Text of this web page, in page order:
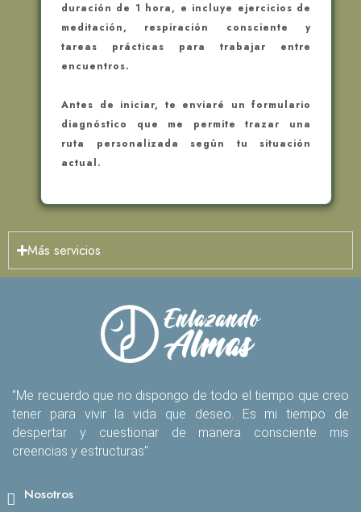
duración de 1 hora, e incluye ejercicios de
meditación, respiración consciente y
tareas prácticas para trabajar entre
encuentros.
Antes de iniciar, te enviaré un formulario
diagnóstico que me permite trazar una
ruta personalizada según tu situación
actual.
Más servicios
"Me recuerdo que no dispongo de todo el tiempo que creo
tener para vivir la vida que deseo. Es mi tiempo de
despertar y cuestionar de manera consciente mis
creencias y estructuras"
Nosotros